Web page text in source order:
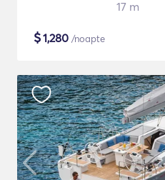
17 m
$1,280 /noapte